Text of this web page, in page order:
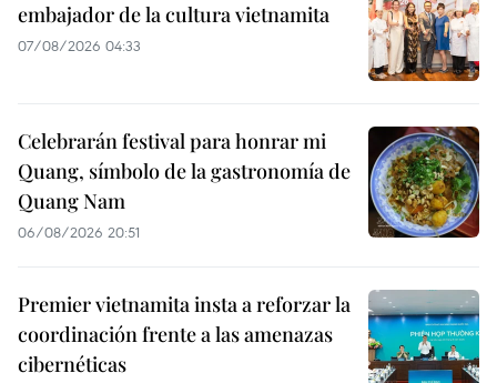
embajador de la cultura vietnamita
07/08/2026 04:33
Celebrarán festival para honrar mi
Quang, símbolo de la gastronomía de
Quang Nam
06/08/2026 20:51
Premier vietnamita insta a reforzar la
coordinación frente a las amenazas
cibernéticas